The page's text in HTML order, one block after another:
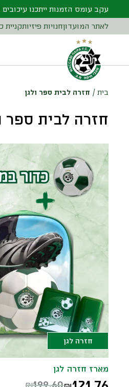
עקב עומס הזמנות ייתכנו
לאתר המועדוןחנויות פיזיותקניית
בית / חזרה לבית ספר ולגן
חזרה לבית ספר
חזרה לגן
מארז חזרה לגן
199.60
₪